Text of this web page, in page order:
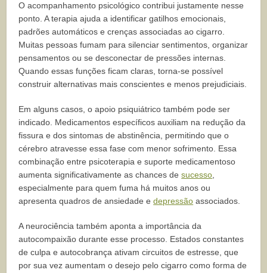
O acompanhamento psicológico contribui justamente nesse
ponto. A terapia ajuda a identificar gatilhos emocionais,
padrões automáticos e crenças associadas ao cigarro.
Muitas pessoas fumam para silenciar sentimentos, organizar
pensamentos ou se desconectar de pressões internas.
Quando essas funções ficam claras, torna-se possível
construir alternativas mais conscientes e menos prejudiciais.
Em alguns casos, o apoio psiquiátrico também pode ser
indicado. Medicamentos específicos auxiliam na redução da
fissura e dos sintomas de abstinência, permitindo que o
cérebro atravesse essa fase com menor sofrimento. Essa
combinação entre psicoterapia e suporte medicamentoso
aumenta significativamente as chances desucesso
especialmente para quem fuma há muitos anos ou
apresenta quadros de ansiedade edepressão associados.
A neurociência também aponta a importância da
autocompaixão durante esse processo. Estados constantes
de culpa e autocobrança ativam circuitos de estresse, que
por sua vez aumentam o desejo pelo cigarro como forma de